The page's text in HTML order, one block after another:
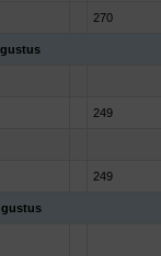
270
249
249